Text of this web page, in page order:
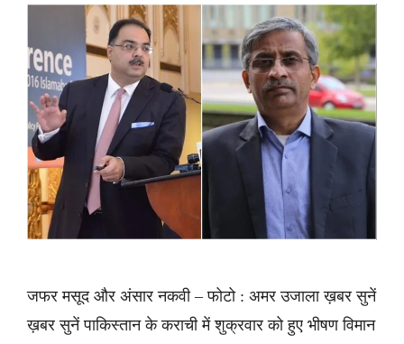
जफर मसूद और अंसार नकवी – फोटो : अमर उजाला ख़बर सुनें
ख़बर सुनें पाकिस्तान के कराची में शुक्रवार को हुए भीषण विमान